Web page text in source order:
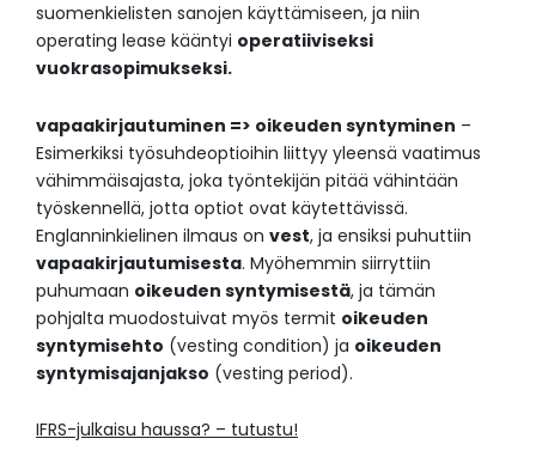
suomenkielisten sanojen käyttämiseen, ja niin
operating lease kääntyi operatiiviseksi
vuokrasopimukseksi.
vapaakirjautuminen => oikeuden syntyminen –
Esimerkiksi työsuhdeoptioihin liittyy yleensä vaatimus
vähimmäisajasta, joka työntekijän pitää vähintään
työskennellä, jotta optiot ovat käytettävissä.
Englanninkielinen ilmaus on vest, ja ensiksi puhuttiin
vapaakirjautumisesta. Myöhemmin siirryttiin
puhumaan oikeuden syntymisestä, ja tämän
pohjalta muodostuivat myös termit oikeuden
syntymisehto (vesting condition) ja oikeuden
syntymisajanjakso (vesting period).
IFRS-julkaisu haussa? – tutustu!